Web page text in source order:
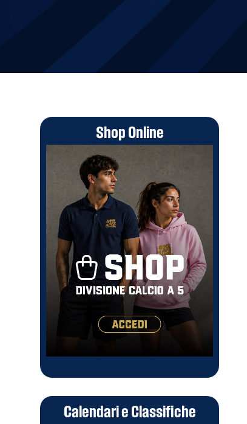
Shop Online
Calendari e Classifiche